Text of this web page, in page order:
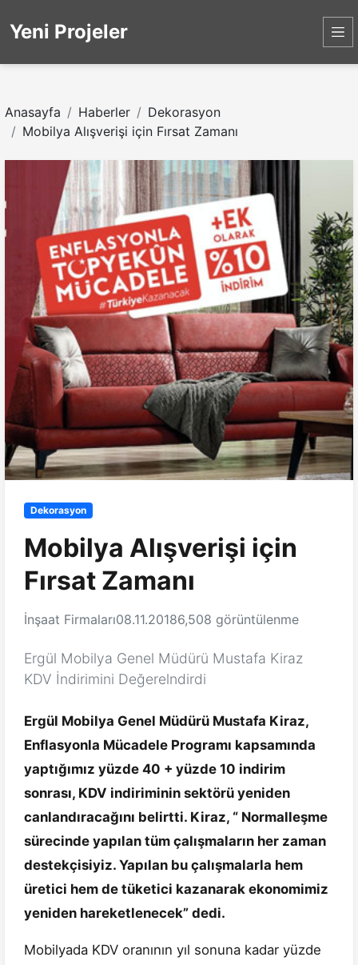
Yeni Projeler
Anasayfa Haberler
Dekorasyon
Mobilya Alışverişi için Fırsat Zamanı
Dekorasyon
Mobilya Alışverişi için
Fırsat Zamanı
İnşaat Firmaları08.11.20186,508 görüntülenme
Ergül Mobilya Genel Müdürü Mustafa Kiraz
KDV İndirimini Değerelndirdi
Ergül Mobilya Genel Müdürü Mustafa Kiraz,
Enflasyonla Mücadele Programı kapsamında
yaptığımız yüzde 40 + yüzde 10 indirim
sonrası, KDV indiriminin sektörü yeniden
canlandıracağını belirtti. Kiraz, “ Normalleşme
sürecinde yapılan tüm çalışmaların her zaman
destekçisiyiz. Yapılan bu çalışmalarla hem
üretici hem de tüketici kazanarak ekonomimiz
yeniden hareketlenecek” dedi.
Mobilyada KDV oranının yıl sonuna kadar yüzde